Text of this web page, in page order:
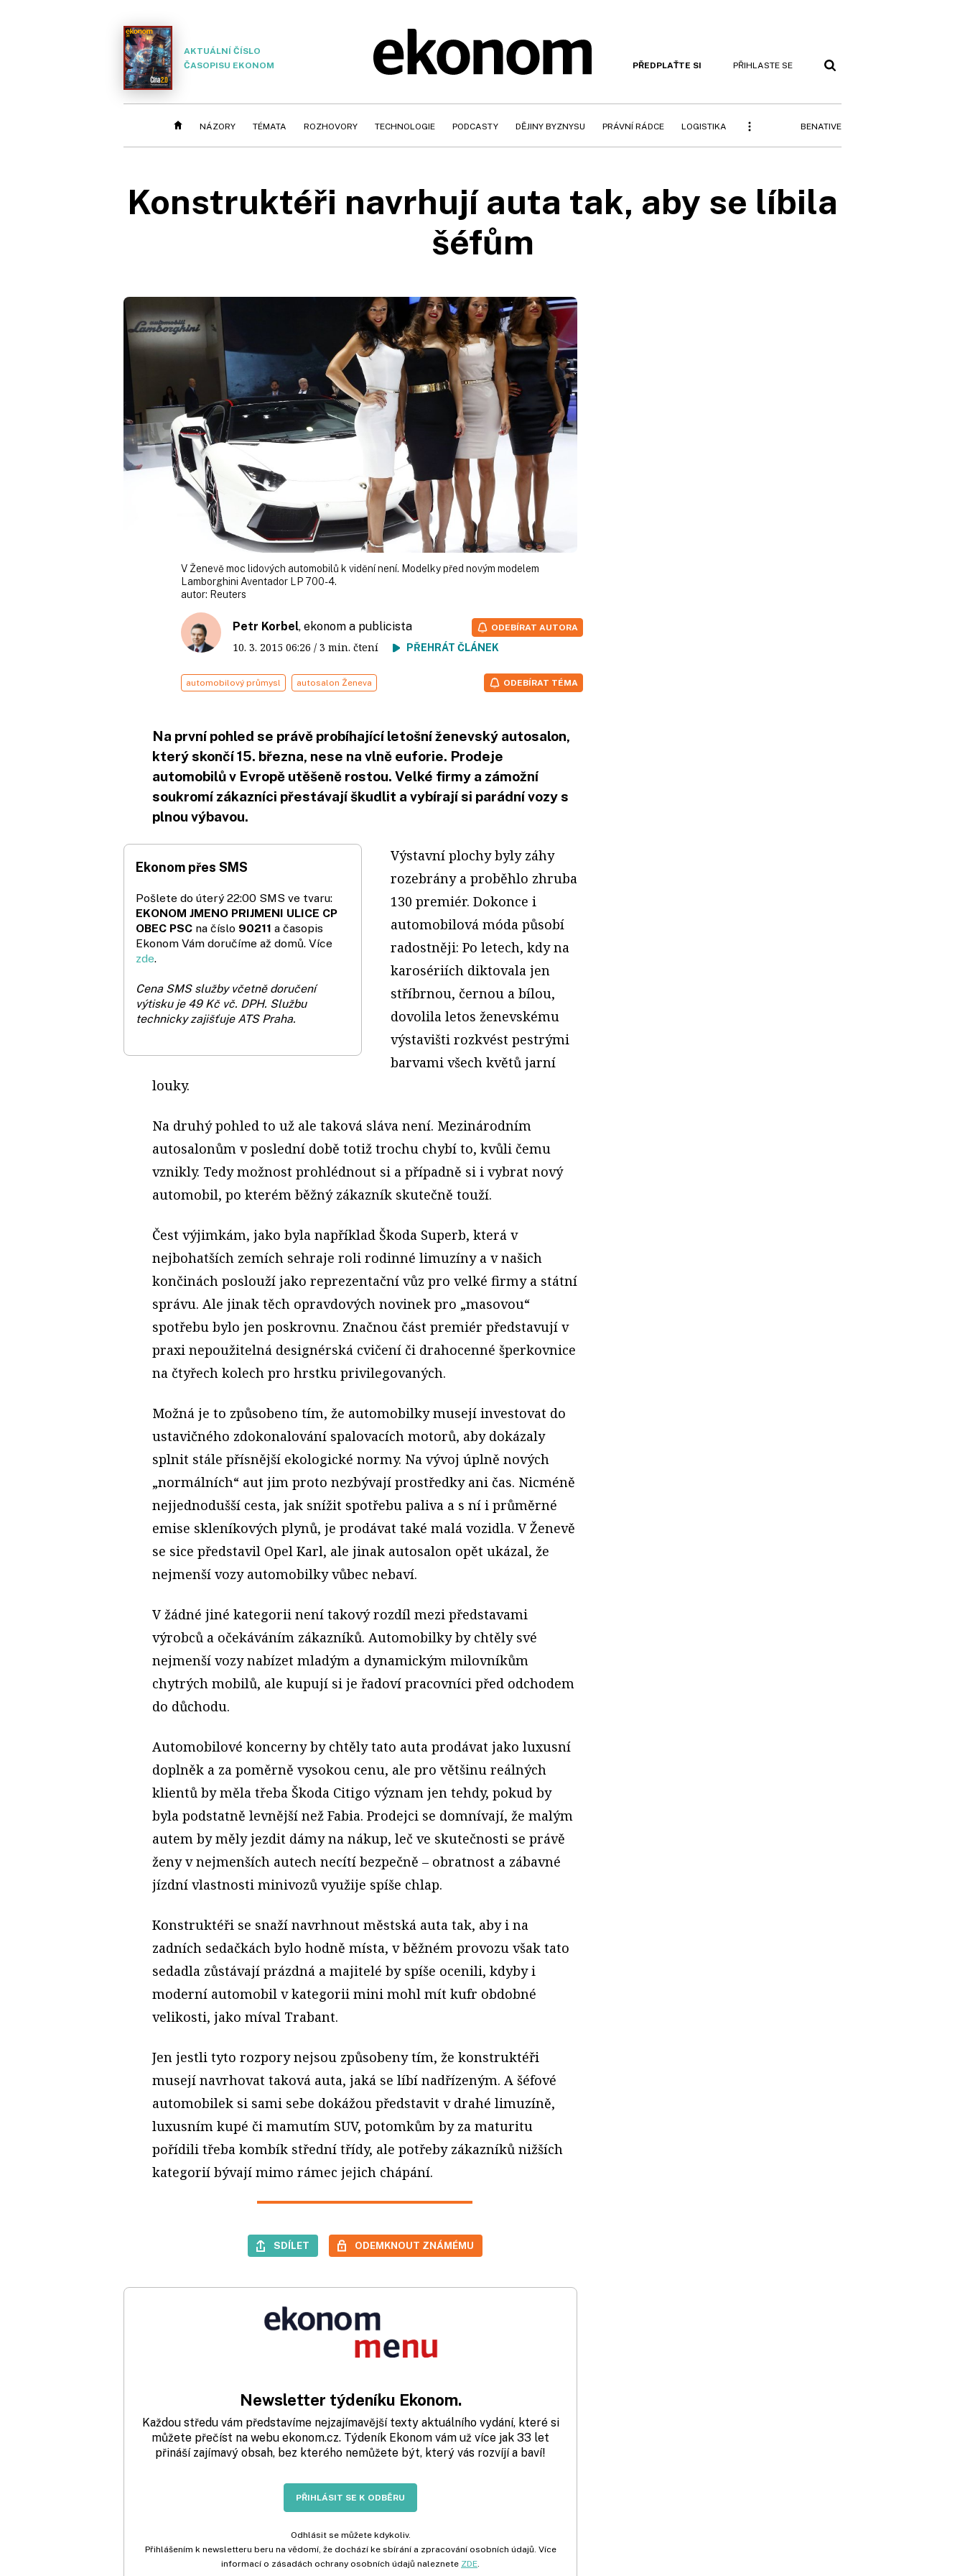
AKTUÁLNÍ ČÍSLO
ČASOPISU EKONOM
PŘEDPLAŤTE SI PŘIHLASTE SE
NÁZORY TÉMATA ROZHOVORY TECHNOLOGIE PODCASTY DĚJINY BYZNYSU PRÁVNÍ RÁDCE LOGISTIKA BENATIVE
Konstruktéři navrhují auta tak, aby se líbila
šéfům
V Ženevě moc lidových automobilů k vidění není. Modelky před novým modelem
Lamborghini Aventador LP 700-4.
autor: Reuters
Petr Korbel, ekonom a publicista
10. 3. 2015 06:26 / 3 min. čtení PŘEHRÁT ČLÁNEK
ODEBÍRAT AUTORA
automobilový průmysl autosalon Ženeva ODEBÍRAT TÉMA
Na první pohled se právě probíhající letošní ženevský autosalon,
který skončí 15. března, nese na vlně euforie. Prodeje
automobilů v Evropě utěšeně rostou. Velké firmy a zámožní
soukromí zákazníci přestávají škudlit a vybírají si parádní vozy s
plnou výbavou.
Ekonom přes SMS
Pošlete do úterý 22:00 SMS ve tvaru:
EKONOM JMENO PRIJMENI ULICE CP
OBEC PSC na číslo 90211 a časopis
Ekonom Vám doručíme až domů. Více
zde.
Cena SMS služby včetně doručení
výtisku je 49 Kč vč. DPH. Službu
technicky zajišťuje ATS Praha.
Výstavní plochy byly záhy
rozebrány a proběhlo zhruba
130 premiér. Dokonce i
automobilová móda působí
radostněji: Po letech, kdy na
karosériích diktovala jen
stříbrnou, černou a bílou,
dovolila letos ženevskému
výstavišti rozkvést pestrými
barvami všech květů jarní
louky.
Na druhý pohled to už ale taková sláva není. Mezinárodním
autosalonům v poslední době totiž trochu chybí to, kvůli čemu
vznikly. Tedy možnost prohlédnout si a případně si i vybrat nový
automobil, po kterém běžný zákazník skutečně touží.
Čest výjimkám, jako byla například Škoda Superb, která v
nejbohatších zemích sehraje roli rodinné limuzíny a v našich
končinách poslouží jako reprezentační vůz pro velké firmy a státní
správu. Ale jinak těch opravdových novinek pro „masovou“
spotřebu bylo jen poskrovnu. Značnou část premiér představují v
praxi nepoužitelná designérská cvičení či drahocenné šperkovnice
na čtyřech kolech pro hrstku privilegovaných.
Možná je to způsobeno tím, že automobilky musejí investovat do
ustavičného zdokonalování spalovacích motorů, aby dokázaly
splnit stále přísnější ekologické normy. Na vývoj úplně nových
„normálních“ aut jim proto nezbývají prostředky ani čas. Nicméně
nejjednodušší cesta, jak snížit spotřebu paliva a s ní i průměrné
emise skleníkových plynů, je prodávat také malá vozidla. V Ženevě
se sice představil Opel Karl, ale jinak autosalon opět ukázal, že
nejmenší vozy automobilky vůbec nebaví.
V žádné jiné kategorii není takový rozdíl mezi představami
výrobců a očekáváním zákazníků. Automobilky by chtěly své
nejmenší vozy nabízet mladým a dynamickým milovníkům
chytrých mobilů, ale kupují si je řadoví pracovníci před odchodem
do důchodu.
Automobilové koncerny by chtěly tato auta prodávat jako luxusní
doplněk a za poměrně vysokou cenu, ale pro většinu reálných
klientů by měla třeba Škoda Citigo význam jen tehdy, pokud by
byla podstatně levnější než Fabia. Prodejci se domnívají, že malým
autem by měly jezdit dámy na nákup, leč ve skutečnosti se právě
ženy v nejmenších autech necítí bezpečně – obratnost a zábavné
jízdní vlastnosti minivozů využije spíše chlap.
Konstruktéři se snaží navrhnout městská auta tak, aby i na
zadních sedačkách bylo hodně místa, v běžném provozu však tato
sedadla zůstávají prázdná a majitelé by spíše ocenili, kdyby i
moderní automobil v kategorii mini mohl mít kufr obdobné
velikosti, jako míval Trabant.
Jen jestli tyto rozpory nejsou způsobeny tím, že konstruktéři
musejí navrhovat taková auta, jaká se líbí nadřízeným. A šéfové
automobilek si sami sebe dokážou představit v drahé limuzíně,
luxusním kupé či mamutím SUV, potomkům by za maturitu
pořídili třeba kombík střední třídy, ale potřeby zákazníků nižších
kategorií bývají mimo rámec jejich chápání.
SDÍLET ODEMKNOUT ZNÁMÉMU
Newsletter týdeníku Ekonom.
Každou středu vám představíme nejzajímavější texty aktuálního vydání, které si
můžete přečíst na webu ekonom.cz. Týdeník Ekonom vám už více jak 33 let
přináší zajímavý obsah, bez kterého nemůžete být, který vás rozvíjí a baví!
PŘIHLÁSIT SE K ODBĚRU
Odhlásit se můžete kdykoliv.
Přihlášením k newsletteru beru na vědomí, že dochází ke sbírání a zpracování osobních údajů. Více
informací o zásadách ochrany osobních údajů naleznete ZDE